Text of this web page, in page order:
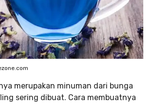
merupakan minuman dari bunga
sering dibuat. Cara membuatnya